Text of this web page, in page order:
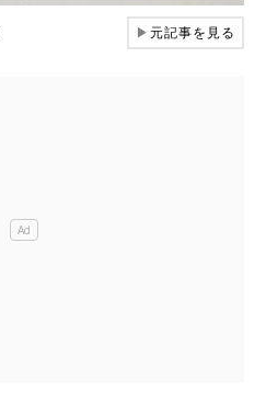
▶元記事を見る